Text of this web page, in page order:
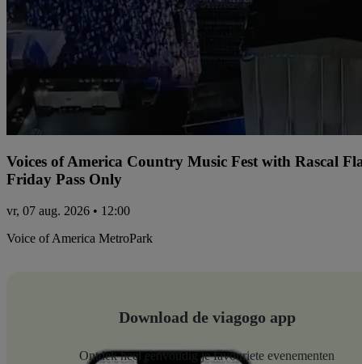
Voices of America Country Music Fest with Rascal
Friday Pass Only
vr, 07 aug. 2026 • 12:00
Voice of America MetroPark
Download de viagogo app
Ontdek heel eenvoudig je favouriete evenementen